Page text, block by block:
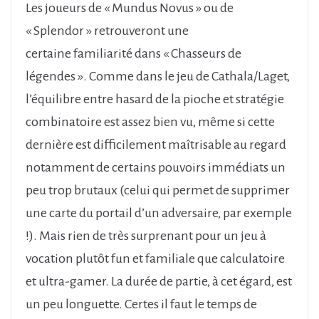
Les joueurs de « Mundus Novus » ou de
« Splendor » retrouveront une
certaine familiarité dans « Chasseurs de
légendes ». Comme dans le jeu de Cathala/Laget,
l’équilibre entre hasard de la pioche et stratégie
combinatoire est assez bien vu, même si cette
dernière est difficilement maîtrisable au regard
notamment de certains pouvoirs immédiats un
peu trop brutaux (celui qui permet de supprimer
une carte du portail d’un adversaire, par exemple
!). Mais rien de très surprenant pour un jeu à
vocation plutôt fun et familiale que calculatoire
et ultra-gamer. La durée de partie, à cet égard, est
un peu longuette. Certes il faut le temps de